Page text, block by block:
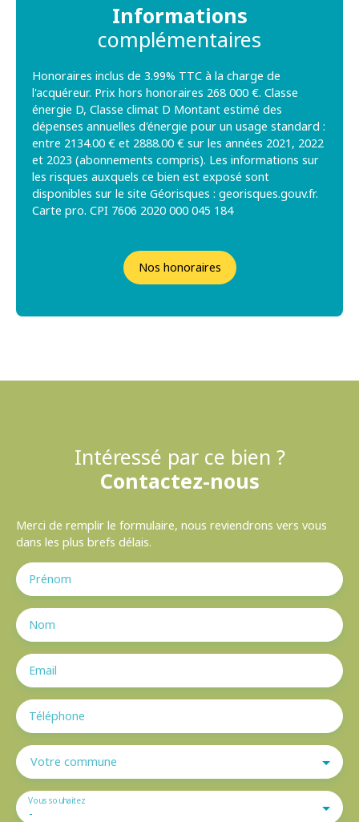
Informations
complémentaires
Honoraires inclus de 3.99% TTC à la charge de
l'acquéreur. Prix hors honoraires 268 000 €. Classe
énergie D, Classe climat D Montant estimé des
dépenses annuelles d'énergie pour un usage standard :
entre 2134.00 € et 2888.00 € sur les années 2021, 2022
et 2023 (abonnements compris). Les informations sur
les risques auxquels ce bien est exposé sont
disponibles sur le site Géorisques : georisques.gouv.fr.
Carte pro. CPI 7606 2020 000 045 184
Nos honoraires
Intéressé par ce bien ?
Contactez-nous
Merci de remplir le formulaire, nous reviendrons vers vous
dans les plus brefs délais.
Prénom
Nom
Email
Téléphone
Votre commune
-
Vous souhaitez